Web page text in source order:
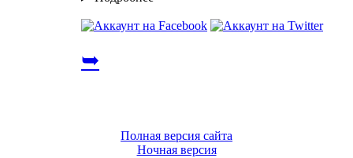
➥
Полная версия сайта
Ночная версия